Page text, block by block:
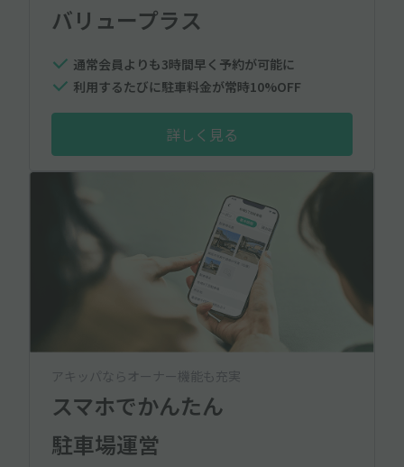
バリュープラス
通常会員よりも3時間早く予約が可能に
利用するたびに駐車料金が常時10%OFF
詳しく見る
アキッパならオーナー機能も充実
スマホでかんたん
駐車場運営